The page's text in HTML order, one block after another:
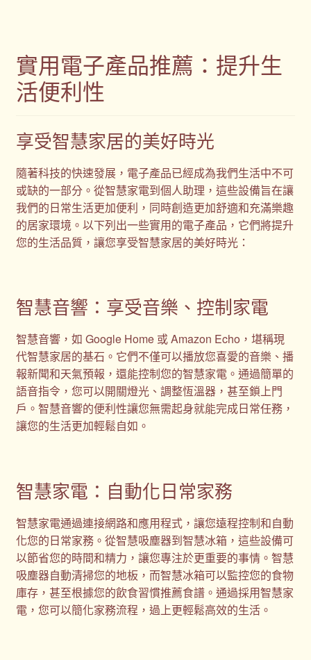
實用電子產品推薦：提升生
活便利性
享受智慧家居的美好時光
隨著科技的快速發展，電子產品已經成為我們生活中不可
或缺的一部分。從智慧家電到個人助理，這些設備旨在讓
我們的日常生活更加便利，同時創造更加舒適和充滿樂趣
的居家環境。以下列出一些實用的電子產品，它們將提升
您的生活品質，讓您享受智慧家居的美好時光：
智慧音響：享受音樂、控制家電
智慧音響，如 Google Home 或 Amazon Echo，堪稱現
代智慧家居的基石。它們不僅可以播放您喜愛的音樂、播
報新聞和天氣預報，還能控制您的智慧家電。通過簡單的
語音指令，您可以開關燈光、調整恆溫器，甚至鎖上門
戶。智慧音響的便利性讓您無需起身就能完成日常任務，
讓您的生活更加輕鬆自如。
智慧家電：自動化日常家務
智慧家電通過連接網路和應用程式，讓您遠程控制和自動
化您的日常家務。從智慧吸塵器到智慧冰箱，這些設備可
以節省您的時間和精力，讓您專注於更重要的事情。智慧
吸塵器自動清掃您的地板，而智慧冰箱可以監控您的食物
庫存，甚至根據您的飲食習慣推薦食譜。通過採用智慧家
電，您可以簡化家務流程，過上更輕鬆高效的生活。